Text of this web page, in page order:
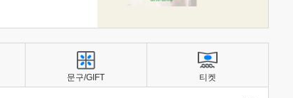
문구/GIFT 티켓